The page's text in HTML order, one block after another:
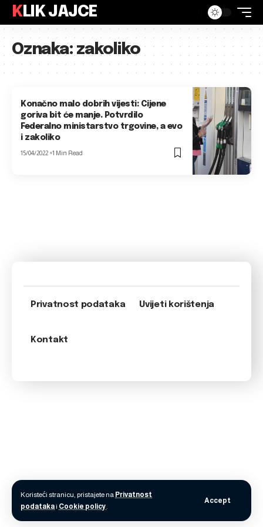
Koristeći stranicu, pristajete na Privatnost
podatakai Cookie policy.
Accept
KLIK JAJCE
Oznaka:zakoliko
Konačno malo dobrih vijesti: Cijene
goriva bit će manje. Potvrdilo
Federalno ministarstvo trgovine, a evo
i zakoliko
15/04/2022 1 Min Read
Privatnost podataka Uvijeti korištenja
Kontakt